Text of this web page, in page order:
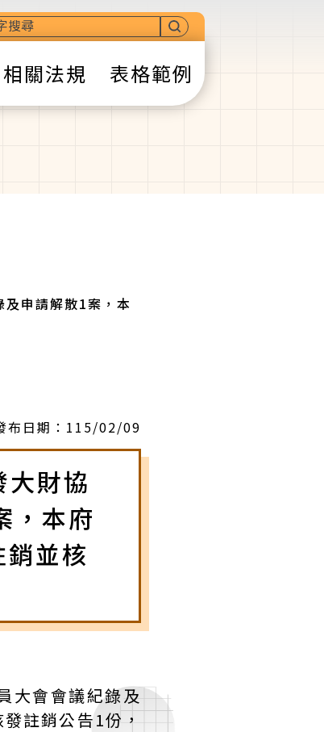
相關法規 表格範例
申請解散1案，本
布日期： 115/02/09
財協
，本府
並核
大會會議紀錄及
註銷公告1份，